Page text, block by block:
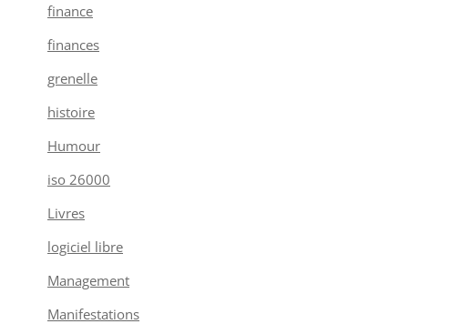
finance
finances
grenelle
histoire
Humour
iso 26000
Livres
logiciel libre
Management
Manifestations